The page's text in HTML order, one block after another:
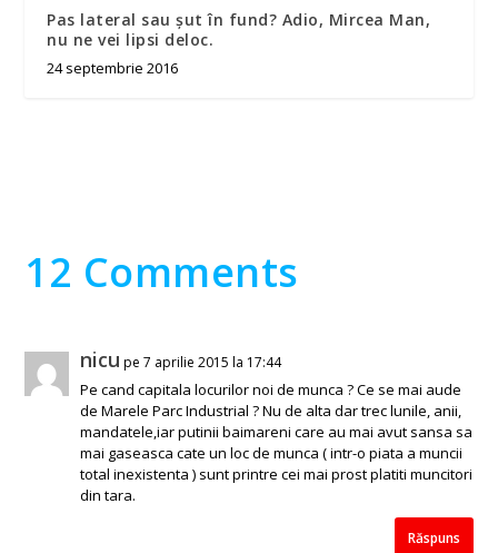
Pas lateral sau şut în fund? Adio, Mircea Man,
nu ne vei lipsi deloc.
24 septembrie 2016
12 Comments
nicu pe 7 aprilie 2015 la 17:44
Pe cand capitala locurilor noi de munca ? Ce se mai aude
de Marele Parc Industrial ? Nu de alta dar trec lunile, anii,
mandatele,iar putinii baimareni care au mai avut sansa sa
mai gaseasca cate un loc de munca ( intr-o piata a muncii
total inexistenta ) sunt printre cei mai prost platiti muncitori
din tara.
Răspuns